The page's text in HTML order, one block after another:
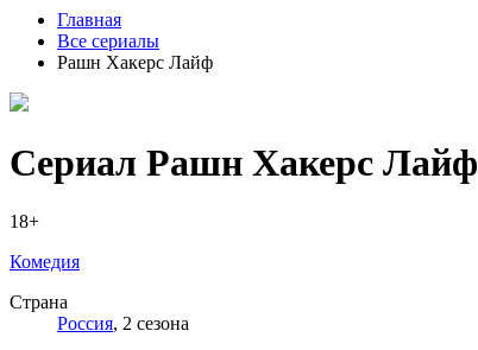
Главная
Все сериалы
Рашн Хакерс Лайф
Сериал Рашн Хакерс Лайф
18+
Комедия
Страна
Россия, 2 сезона